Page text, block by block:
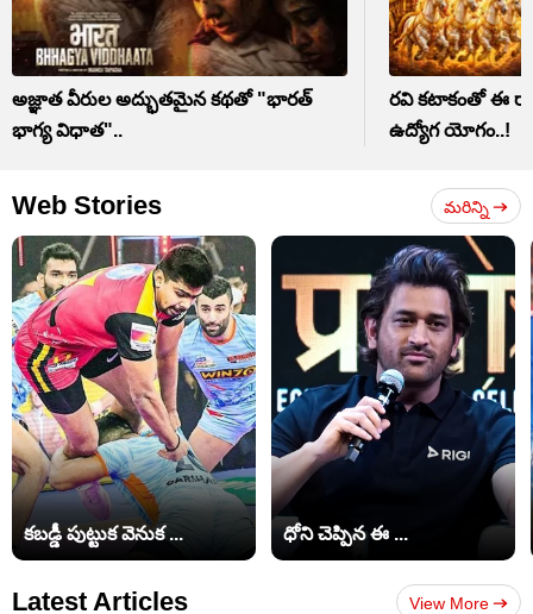
అజ్ఞాత వీరుల అద్భుతమైన కథతో "భారత్
భాగ్య విధాత"..
రవి కటాకంతో ఈ
ఉద్యోగ యోగం..!
Web Stories మరిన్ని
కబడ్డీ పుట్టుక వెనుక ... ధోని చెప్పిన ఈ ...
Latest Articles View More